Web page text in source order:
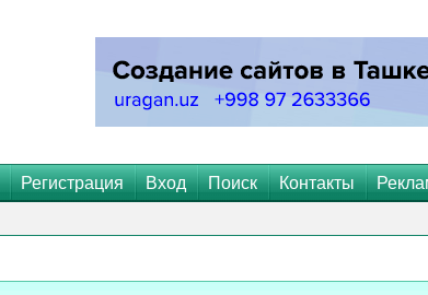
Регистрация Вход Поиск Контакты